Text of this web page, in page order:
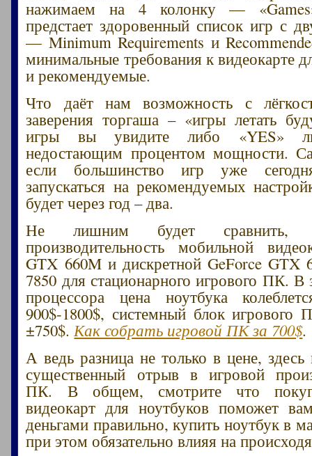
нажимаем на 4 колонку —
предстает здоровенный список игр с
— Minimum Requirements и
минимальные требования к видеокарте
и рекомендуемые.
Что даёт нам возможность с
заверения торгаша – «игры летать
игры вы увидите либо «YES»
недостающим процентом мощности.
если большинство игр уже
запускаться на рекомендуемых
будет через год – два.
Не лишним будет сравнить,
производительность мобильной
GTX 660M и дискретной GeForce GTX
7850 для стационарного игрового ПК. В
процессора цена ноутбука
900$-1800$, системный блок игрового
±750$. Как собрать игровой ПК за 700$.
А ведь разница не только в цене, здесь
существенный отрыв в игровой
ПК. В общем, смотрите что
видеокарт для ноутбуков поможет
деньгами правильно, купить ноутбук в
при этом обязательно влияя на